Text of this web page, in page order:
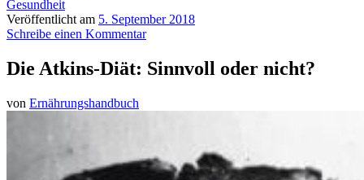
Gesundheit
Veröffentlicht am 5. September 2018
Schreibe einen Kommentar
Die Atkins-Diät: Sinnvoll oder nicht?
von Ernährungshandbuch